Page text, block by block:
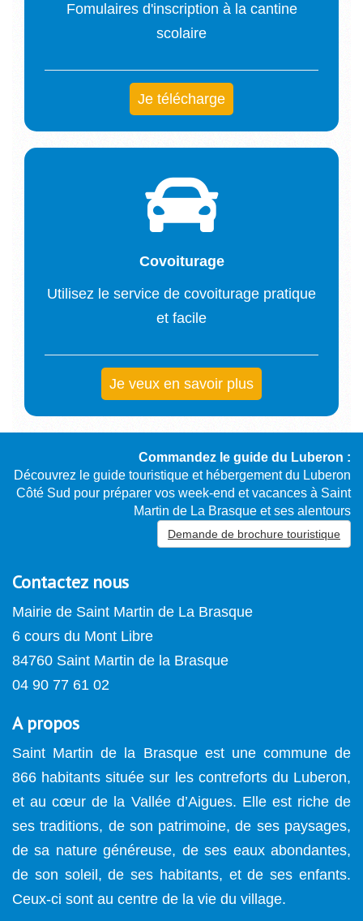
Fomulaires d'inscription à la cantine
scolaire
Je télécharge
Covoiturage
Utilisez le service de covoiturage pratique
et facile
Je veux en savoir plus
Commandez le guide du Luberon :
Découvrez le guide touristique et hébergement du Luberon
Côté Sud pour préparer vos week-end et vacances à Saint
Martin de La Brasque et ses alentours
Demande de brochure touristique
Contactez nous
Mairie de Saint Martin de La Brasque
6 cours du Mont Libre
84760 Saint Martin de la Brasque
04 90 77 61 02
A propos
Saint Martin de la Brasque est une commune de
866 habitants située sur les contreforts du Luberon,
et au cœur de la Vallée d’Aigues. Elle est riche de
ses traditions, de son patrimoine, de ses paysages,
de sa nature généreuse, de ses eaux abondantes,
de son soleil, de ses habitants, et de ses enfants.
Ceux-ci sont au centre de la vie du village.